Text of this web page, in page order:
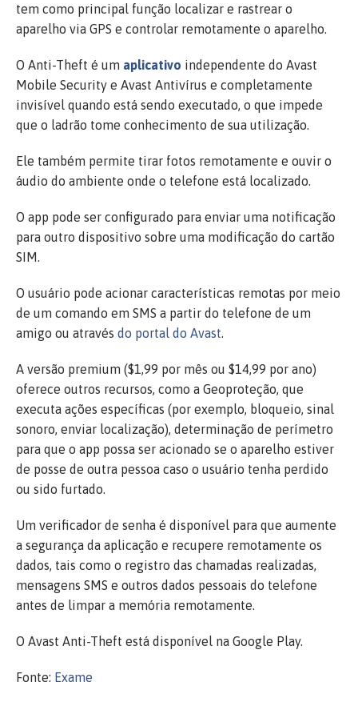
tem como principal função localizar e rastrear o
aparelho via GPS e controlar remotamente o aparelho.
O Anti-Theft é um aplicativo independente do Avast
Mobile Security e Avast Antivírus e completamente
invisível quando está sendo executado, o que impede
que o ladrão tome conhecimento de sua utilização.
Ele também permite tirar fotos remotamente e ouvir o
áudio do ambiente onde o telefone está localizado.
O app pode ser configurado para enviar uma notificação
para outro dispositivo sobre uma modificação do cartão
SIM.
O usuário pode acionar características remotas por meio
de um comando em SMS a partir do telefone de um
amigo ou através do portal do Avast.
A versão premium ($1,99 por mês ou $14,99 por ano)
oferece outros recursos, como a Geoproteção, que
executa ações específicas (por exemplo, bloqueio, sinal
sonoro, enviar localização), determinação de perímetro
para que o app possa ser acionado se o aparelho estiver
de posse de outra pessoa caso o usuário tenha perdido
ou sido furtado.
Um verificador de senha é disponível para que aumente
a segurança da aplicação e recupere remotamente os
dados, tais como o registro das chamadas realizadas,
mensagens SMS e outros dados pessoais do telefone
antes de limpar a memória remotamente.
O Avast Anti-Theft está disponível na Google Play.
Fonte: Exame